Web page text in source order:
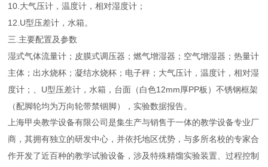
10.大气压计，温度计，相对湿度计；
12.U型压差计，水箱。
三.主要配置及参数
湿式气体流量计；皮膜式调压器；燃气增湿器；空气增湿器；热量计
主体；出水烧杯；凝结水烧杯；电子秤；大气压计，温度计，相对湿
度计；、U型压差计，水箱，台面（白色12mm厚PP板）不锈钢框架
（配脚轮均为万向轮带禁锢脚），实验数据报告。
上海甲央教学设备有限公司是集生产与销售于一体的教学设备专业厂
商，其拥有独立的研发中心，并依托地区优势，与多所名校的专家合
作开发了近百种的教学试验设备，涉及特殊精馏实验装置、过程控制